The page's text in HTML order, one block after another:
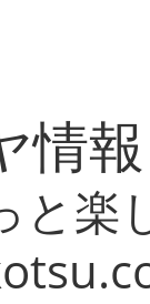
情
と楽